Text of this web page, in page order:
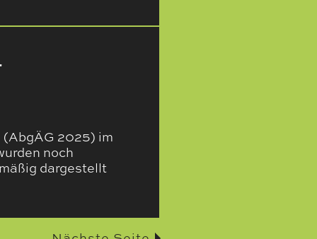
2025) im
noch
dargestellt